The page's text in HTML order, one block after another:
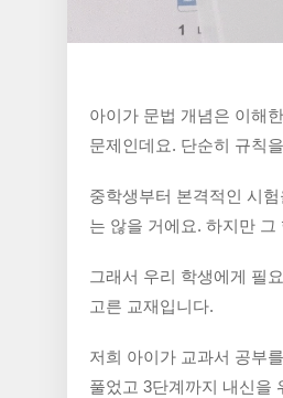
아이가 문법 개념은 이해
문제인데요. 단순히 규칙
중학생부터 본격적인 시
는 않을 거에요. 하지만
그래서 우리 학생에게 필
고른 교재입니다.
저희 아이가 교과서 공부
풀었고 3단계까지 내신을